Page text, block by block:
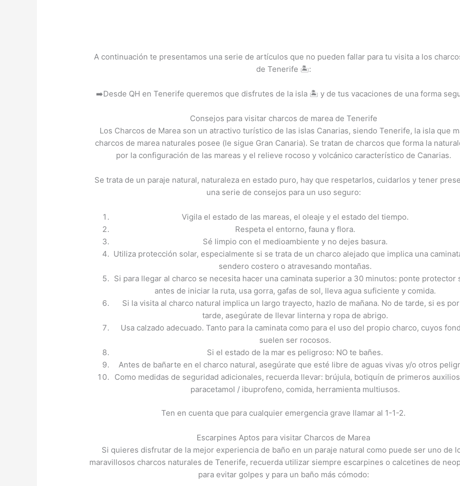
A continuación te presentamos una serie de artículos que no pueden fallar para tu visita a los
de Tenerife 🏝️:
➡️Desde QH en Tenerife queremos que disfrutes de la isla 🏝️ y de tus vacaciones de una forma
Consejos para visitar charcos de marea de Tenerife
Los Charcos de Marea son un atractivo turístico de las islas Canarias, siendo Tenerife, la isla que
charcos de marea naturales posee (le sigue Gran Canaria). Se tratan de charcos que forma la
por la configuración de las mareas y el relieve rocoso y volcánico característico de Canarias.
Se trata de un paraje natural, naturaleza en estado puro, hay que respetarlos, cuidarlos y tener
una serie de consejos para un uso seguro:
Vigila el estado de las mareas, el oleaje y el estado del tiempo.
Respeta el entorno, fauna y flora.
Sé limpio con el medioambiente y no dejes basura.
Utiliza protección solar, especialmente si se trata de un charco alejado que implica una
sendero costero o atravesando montañas.
Si para llegar al charco se necesita hacer una caminata superior a 30 minutos: ponte protector
antes de iniciar la ruta, usa gorra, gafas de sol, lleva agua suficiente y comida.
Si la visita al charco natural implica un largo trayecto, hazlo de mañana. No de tarde, si es
tarde, asegúrate de llevar linterna y ropa de abrigo.
Usa calzado adecuado. Tanto para la caminata como para el uso del propio charco, cuyos
suelen ser rocosos.
Si el estado de la mar es peligroso: NO te bañes.
Antes de bañarte en el charco natural, asegúrate que esté libre de aguas vivas y/o otros
Como medidas de seguridad adicionales, recuerda llevar: brújula, botiquín de primeros
paracetamol / ibuprofeno, comida, herramienta multiusos.
Ten en cuenta que para cualquier emergencia grave llamar al 1-1-2.
Escarpines Aptos para visitar Charcos de Marea
Si quieres disfrutar de la mejor experiencia de baño en un paraje natural como puede ser uno de
maravillosos charcos naturales de Tenerife, recuerda utilizar siempre escarpines o calcetines de
para evitar golpes y para un baño más cómodo: